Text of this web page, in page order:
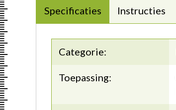
Specificaties Instructies
Categorie:
Toepassing: